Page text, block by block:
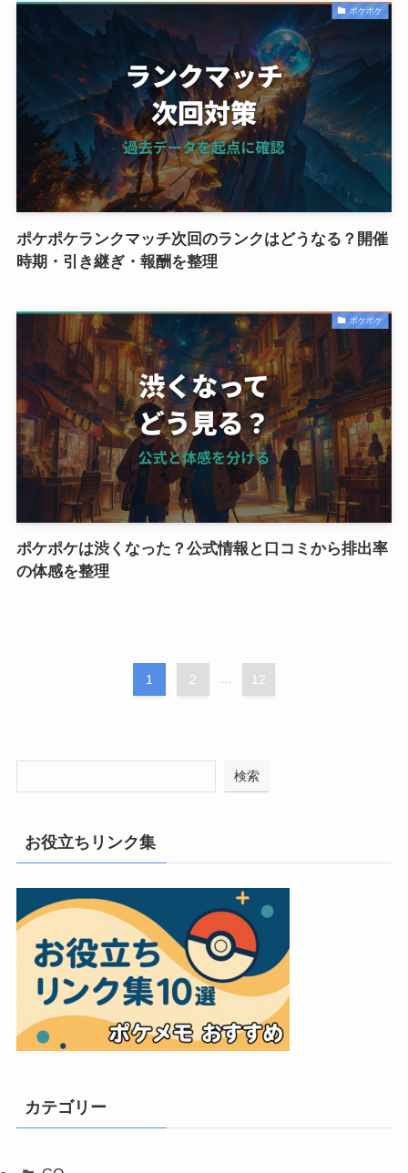
ポケポケ
ポケポケランクマッチ次回のランクはどうなる？開催
時期・引き継ぎ・報酬を整理
ポケポケ
ポケポケは渋くなった？公式情報と口コミから排出率
の体感を整理
1 2 ... 12
検索
お役立ちリンク集
カテゴリー